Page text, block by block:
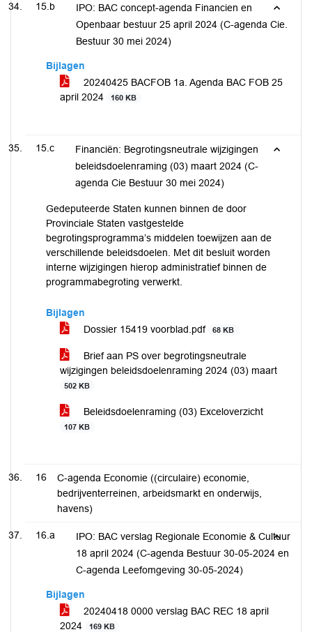
15.b
IPO: BAC concept-agenda Financien en
Openbaar bestuur 25 april 2024 (C-agenda Cie.
Bestuur 30 mei 2024)
Bijlagen
20240425 BACFOB 1a. Agenda BAC FOB 25
april 2024
160 KB
15.c
Financiën: Begrotingsneutrale wijzigingen
beleidsdoelenraming (03) maart 2024 (C-
agenda Cie Bestuur 30 mei 2024)
Gedeputeerde Staten kunnen binnen de door
Provinciale Staten vastgestelde
begrotingsprogramma’s middelen toewijzen aan de
verschillende beleidsdoelen. Met dit besluit worden
interne wijzigingen hierop administratief binnen de
programmabegroting verwerkt.
Bijlagen
Dossier 15419 voorblad.pdf
68 KB
Brief aan PS over begrotingsneutrale
wijzigingen beleidsdoelenraming 2024 (03) maart
502 KB
Beleidsdoelenraming (03) Exceloverzicht
107 KB
16
C-agenda Economie ((circulaire) economie,
bedrijventerreinen, arbeidsmarkt en onderwijs,
havens)
16.a
IPO: BAC verslag Regionale Economie & Cultuur
18 april 2024 (C-agenda Bestuur 30-05-2024 en
C-agenda Leefomgeving 30-05-2024)
Bijlagen
20240418 0000 verslag BAC REC 18 april
2024
169 KB